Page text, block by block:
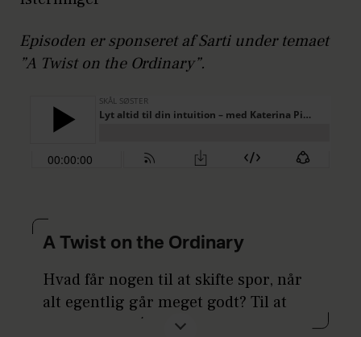
Episoden er sponseret af Sarti under temaet
”A Twist on the Ordinary”.
A Twist on the Ordinary
Hvad får nogen til at skifte spor, når
alt egentlig går meget godt? Til at
stole på en idé, som andre ikke kan se